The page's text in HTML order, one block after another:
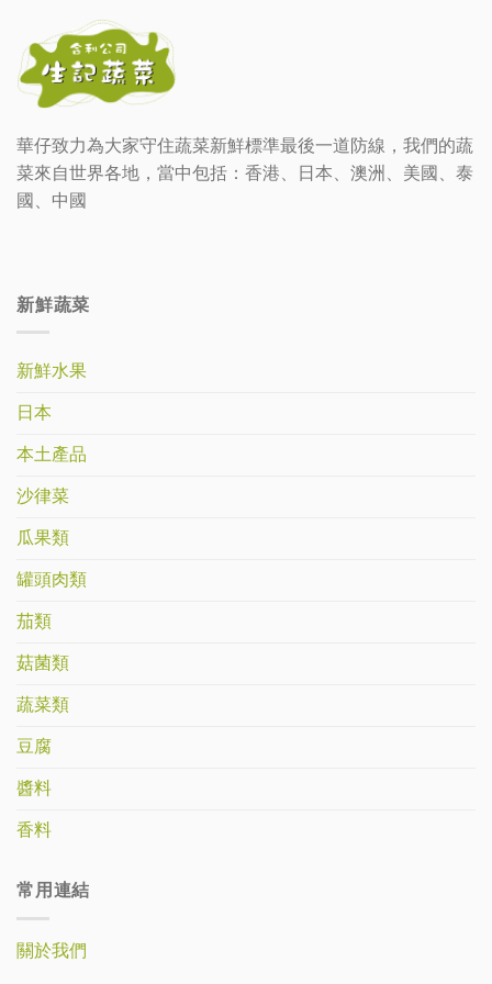
華仔致力為大家守住蔬菜新鮮標準最後一道防線，我們的蔬
菜來自世界各地，當中包括：香港、日本、澳洲、美國、泰
國、中國
新鮮蔬菜
新鮮水果
日本
本土產品
沙律菜
瓜果類
罐頭肉類
茄類
菇菌類
蔬菜類
豆腐
醬料
香料
常用連結
關於我們